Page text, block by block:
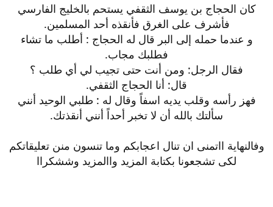
كان الحجاج بن يوسف الثقفي يستحم بالخليج الفارسي
فأشرف على الغرق فأنقذه أحد المسلمين.
و عندما حمله إلى البر قال له الحجاج : أطلب ما تشاء
فطلبك مجاب.
فقال الرجل: ومن أنت حتى تجيب لي أي طلب ؟
قال: أنا الحجاج الثقفي.
فهز رأسه وقلب يديه اسفاً وقال له : طلبي الوحيد أنني
سألتك بالله أن لا تخبر أحداً أنني أنقذتك.
وفالنهاية ااتمنى ان تنال اعجابكم وما تنسون منن تعليقاتكم
لكى تشجعونا بكتابة المزيد واالمزيد وششكراا